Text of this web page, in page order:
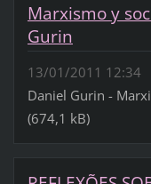
Marxismo y
Gurin
13/01/2011 12:34
Daniel Gurin -
(674,1 kB)